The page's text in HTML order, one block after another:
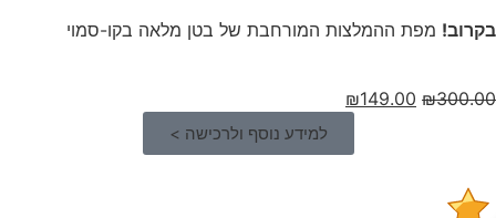
בקרוב! מפת ההמלצות המורחבת של בטן מלאה בקו-סמוי
₪300.00
₪149.00
למידע נוסף ולרכישה >